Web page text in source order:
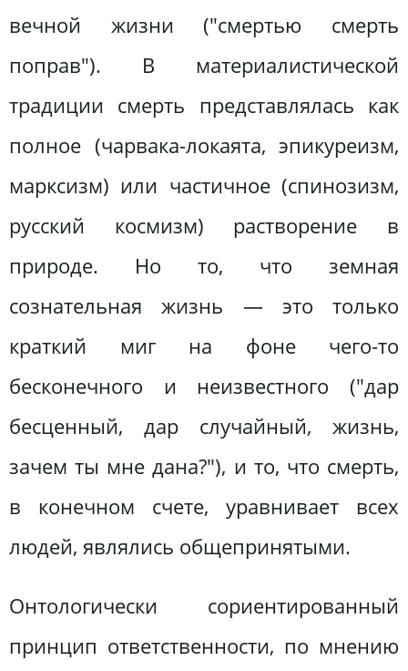
вечной жизни ("смертью смерть
поправ"). В материалистической
традиции смерть представлялась как
полное (чарвака-локаята, эпикуреизм,
марксизм) или частичное (спинозизм,
русский космизм) растворение в
природе. Но то, что земная
сознательная жизнь — это только
краткий миг на фоне чего-то
бесконечного и неизвестного ("дар
бесценный, дар случайный, жизнь,
зачем ты мне дана?"), и то, что смерть,
в конечном счете, уравнивает всех
людей, являлись общепринятыми.
Онтологически сориентированный
принцип ответственности, по мнению